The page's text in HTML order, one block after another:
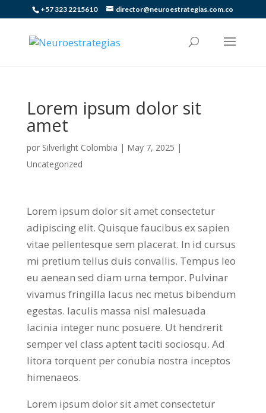
+57 323 2215610 director@neuroestrategias.com.co
Lorem ipsum dolor sit
amet
por Silverlight Colombia | May 7, 2025 |
Uncategorized
Lorem ipsum dolor sit amet consectetur
adipiscing elit. Quisque faucibus ex sapien
vitae pellentesque sem placerat. In id cursus
mi pretium tellus duis convallis. Tempus leo
eu aenean sed diam urna tempor. Pulvinar
vivamus fringilla lacus nec metus bibendum
egestas. Iaculis massa nisl malesuada
lacinia integer nunc posuere. Ut hendrerit
semper vel class aptent taciti sociosqu. Ad
litora torquent per conubia nostra inceptos
himenaeos.
Lorem ipsum dolor sit amet consectetur